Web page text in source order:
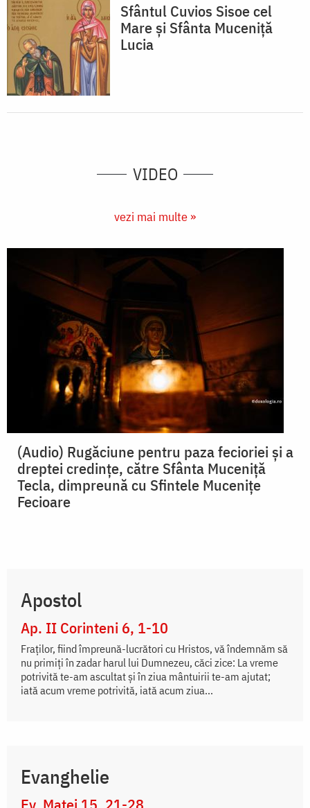
Sfântul Cuvios Sisoe cel
Mare și Sfânta Muceniță
Lucia
VIDEO
vezi mai multe »
(Audio) Rugăciune pentru paza fecioriei și a
dreptei credințe, către Sfânta Muceniță
Tecla, dimpreună cu Sfintele Mucenițe
Fecioare
Apostol
Ap. II Corinteni 6, 1-10
Fraților, fiind împreună-lucrători cu Hristos, vă îndemnăm să
nu primiți în zadar harul lui Dumnezeu, căci zice: La vreme
potrivită te-am ascultat și în ziua mântuirii te-am ajutat;
iată acum vreme potrivită, iată acum ziua...
Evanghelie